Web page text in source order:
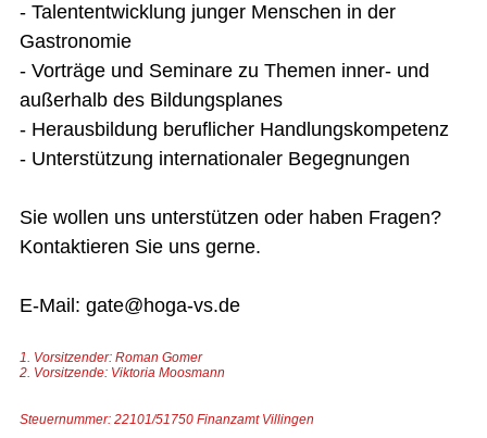
- Talententwicklung junger Menschen in der
Gastronomie
- Vorträge und Seminare zu Themen inner- und
außerhalb des Bildungsplanes
- Herausbildung beruflicher Handlungskompetenz
- Unterstützung internationaler Begegnungen
Sie wollen uns unterstützen oder haben Fragen?
Kontaktieren Sie uns gerne.
E-Mail: gate@hoga-vs.de
1. Vorsitzender: Roman Gomer
2. Vorsitzende: Viktoria Moosmann
Steuernummer: 22101/51750 Finanzamt Villingen